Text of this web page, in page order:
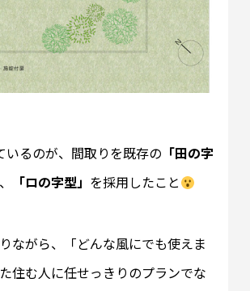
いるのが、間取りを既存の 「田の字
「ロの字型」 を採用したこと
ながら、「どんな風にでも使えま
住む人に任せっきりのプランでな